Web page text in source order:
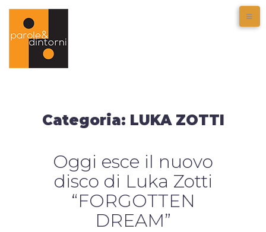
Categoria: LUKA ZOTTI
Oggi esce il nuovo
disco di Luka Zotti
“FORGOTTEN
DREAM”